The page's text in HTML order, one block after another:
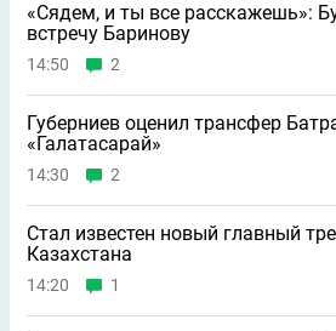
«Сядем, и ты все расскажешь»:
встречу Баринову
14:50 2
Губерниев оценил трансфер
«Галатасарай»
14:30 2
Стал известен новый главный
Казахстана
14:20 1